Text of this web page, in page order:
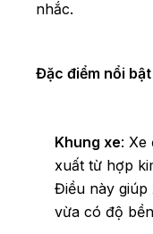
nhắc.
Đặc điểm nổi
Khung xe: Xe
xuất từ hợp
Điều này giúp
vừa có độ